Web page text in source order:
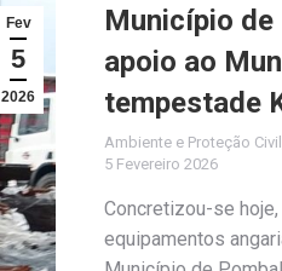
Fev
5
2026
Município
apoio ao
tempestade
Ambiente e Proteção Civil
5 Fevereiro 2026
Concretizou-se
equipamentos